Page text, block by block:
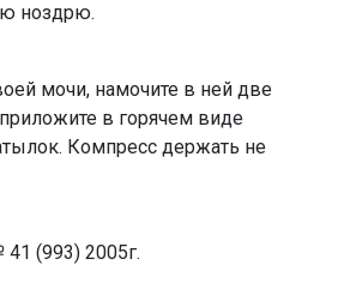
ноздрю.
мочи, намочите в ней две
в горячем виде
Компресс держать не
(993) 2005г.